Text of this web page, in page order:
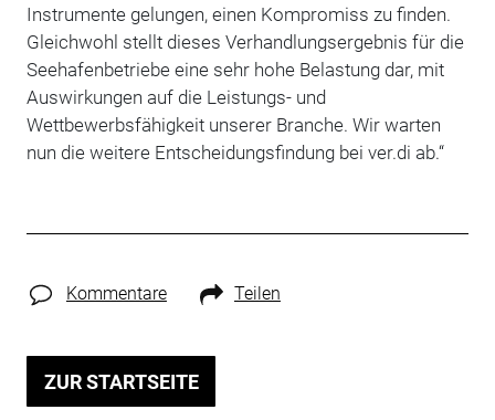
Instrumente gelungen, einen Kompromiss zu finden.
Gleichwohl stellt dieses Verhandlungsergebnis für die
Seehafenbetriebe eine sehr hohe Belastung dar, mit
Auswirkungen auf die Leistungs- und
Wettbewerbsfähigkeit unserer Branche. Wir warten
nun die weitere Entscheidungsfindung bei ver.di ab.“
Kommentare Teilen
ZUR STARTSEITE